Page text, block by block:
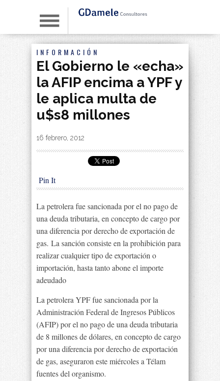
INFORMACIÓN
El Gobierno le «echa»
la AFIP encima a YPF y
le aplica multa de
u$s8 millones
By|
16 febrero, 2012
Pin It
La petrolera fue sancionada por el no pago de
una deuda tributaria, en concepto de cargo por
una diferencia por derecho de exportación de
gas. La sanción consiste en la prohibición para
realizar cualquier tipo de exportación o
importación, hasta tanto abone el importe
adeudado
La petrolera YPF fue sancionada por la
Administración Federal de Ingresos Públicos
(AFIP) por el no pago de una deuda tributaria
de 8 millones de dólares, en concepto de cargo
por una diferencia por derecho de exportación
de gas, aseguraron este miércoles a Télam
fuentes del organismo.